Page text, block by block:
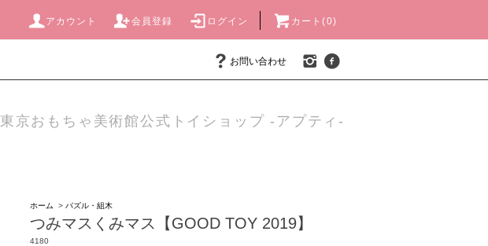
アカウント 会員登録 ログイン カート(0)
お問い合わせ
東京おもちゃ美術館公式トイショップ -アプティ-
ホーム > パズル・組木
つみマスくみマス【GOOD TOY 2019】
4180